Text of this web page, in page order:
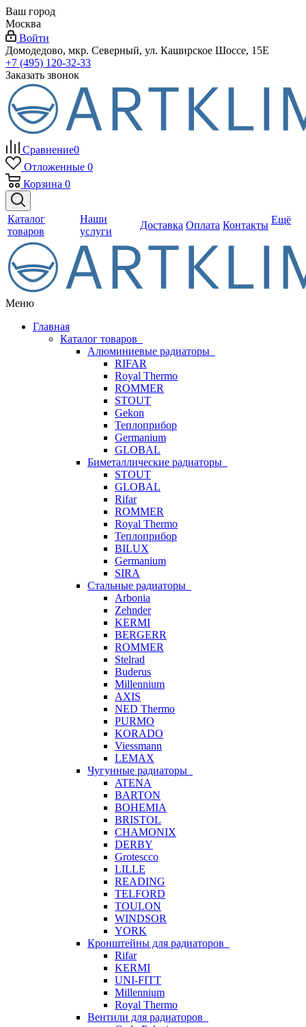
Ваш город
Москва
Войти
Домодедово, мкр. Северный, ул. Каширское Шоссе, 15Е
+7 (495) 120-32-33
Заказать звонок
Сравнение0
Отложенные 0
Корзина 0
Каталог
товаров
Наши
услуги
Доставка Оплата Контакты Ещё
Меню
Главная
Каталог товаров
Алюминиевые радиаторы
RIFAR
Royal Thermo
ROMMER
STOUT
Gekon
Теплоприбор
Germanium
GLOBAL
Биметаллические радиаторы
STOUT
GLOBAL
Rifar
ROMMER
Royal Thermo
Теплоприбор
BILUX
Germanium
SIRA
Стальные радиаторы
Arbonia
Zehnder
KERMI
BERGERR
ROMMER
Stelrad
Buderus
Millennium
AXIS
NED Thermo
PURMO
KORADO
Viessmann
LEMAX
Чугунные радиаторы
ATENA
BARTON
BOHEMIA
BRISTOL
CHAMONIX
DERBY
Grotescco
LILLE
READING
TELFORD
TOULON
WINDSOR
YORK
Кронштейны для радиаторов
Rifar
KERMI
UNI-FITT
Millennium
Royal Thermo
Вентили для радиаторов